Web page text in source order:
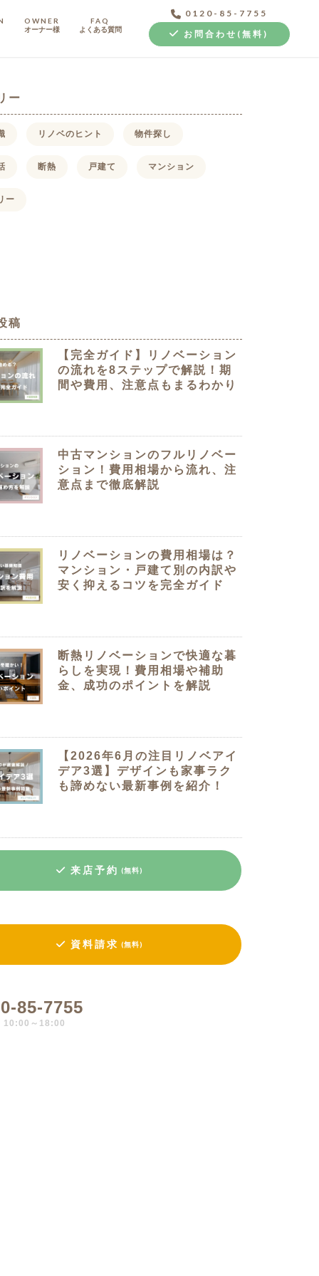
クラボ オリジナルキッチン
OWNER
オーナー様
FAQ
よくある質問
0120-85-7755
お問合わせ(無料)
ー
リノベのヒント 物件探し
断熱 戸建て マンション
ー
稿
【完全ガイド】リノベーション
の流れを8ステップで解説！期
間や費用、注意点もまるわかり
中古マンションのフルリノベー
ション！費用相場から流れ、注
意点まで徹底解説
リノベーションの費用相場は？
マンション・戸建て別の内訳や
安く抑えるコツを完全ガイド
断熱リノベーションで快適な暮
らしを実現！費用相場や補助
金、成功のポイントを解説
【2026年6月の注目リノベアイ
デア3選】デザインも家事ラク
も諦めない最新事例を紹介！
来店予約 (無料)
資料請求 (無料)
85-7755
～18:00